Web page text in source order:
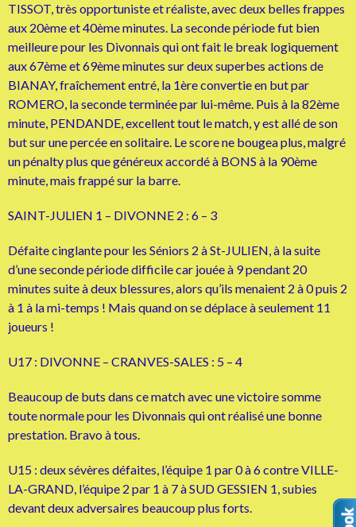
TISSOT, très opportuniste et réaliste, avec deux belles frappes
aux 20ème et 40ème minutes. La seconde période fut bien
meilleure pour les Divonnais qui ont fait le break logiquement
aux 67ème et 69ème minutes sur deux superbes actions de
BIANAY, fraîchement entré, la 1ère convertie en but par
ROMERO, la seconde terminée par lui-même. Puis à la 82ème
minute, PENDANDE, excellent tout le match, y est allé de son
but sur une percée en solitaire. Le score ne bougea plus, malgré
un pénalty plus que généreux accordé à BONS à la 90ème
minute, mais frappé sur la barre.
SAINT-JULIEN 1 – DIVONNE 2 : 6 – 3
Défaite cinglante pour les Séniors 2 à St-JULIEN, à la suite
d’une seconde période difficile car jouée à 9 pendant 20
minutes suite à deux blessures, alors qu’ils menaient 2 à 0 puis 2
à 1 à la mi-temps ! Mais quand on se déplace à seulement 11
joueurs !
U17 : DIVONNE – CRANVES-SALES : 5 – 4
Beaucoup de buts dans ce match avec une victoire somme
toute normale pour les Divonnais qui ont réalisé une bonne
prestation. Bravo à tous.
U15 : deux sévères défaites, l’équipe 1 par 0 à 6 contre VILLE-
LA-GRAND, l’équipe 2 par 1 à 7 à SUD GESSIEN 1, subies
devant deux adversaires beaucoup plus forts.